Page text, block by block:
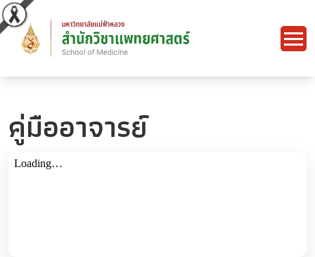
คู่มืออาจารย์